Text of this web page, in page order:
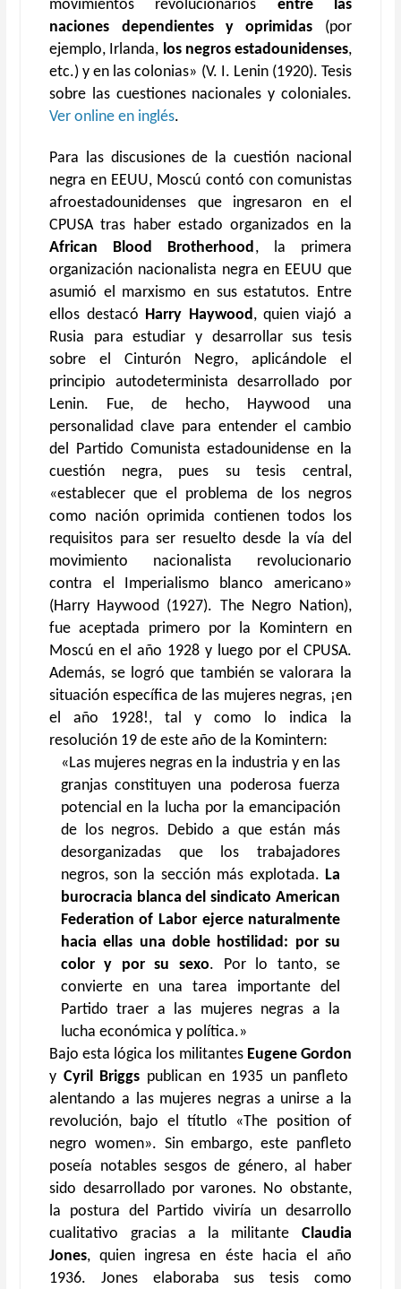
movimientos revolucionarios entre las
naciones dependientes y oprimidas (por
ejemplo, Irlanda, los negros estadounidenses,
etc.) y en las colonias» (V. I. Lenin (1920). Tesis
sobre las cuestiones nacionales y coloniales.
Ver online en inglés.
Para las discusiones de la cuestión nacional
negra en EEUU, Moscú contó con comunistas
afroestadounidenses que ingresaron en el
CPUSA tras haber estado organizados en la
African Blood Brotherhood, la primera
organización nacionalista negra en EEUU que
asumió el marxismo en sus estatutos. Entre
ellos destacó Harry Haywood, quien viajó a
Rusia para estudiar y desarrollar sus tesis
sobre el Cinturón Negro, aplicándole el
principio autodeterminista desarrollado por
Lenin. Fue, de hecho, Haywood una
personalidad clave para entender el cambio
del Partido Comunista estadounidense en la
cuestión negra, pues su tesis central,
«establecer que el problema de los negros
como nación oprimida contienen todos los
requisitos para ser resuelto desde la vía del
movimiento nacionalista revolucionario
contra el Imperialismo blanco americano»
(Harry Haywood (1927). The Negro Nation),
fue aceptada primero por la Komintern en
Moscú en el año 1928 y luego por el CPUSA.
Además, se logró que también se valorara la
situación específica de las mujeres negras, ¡en
el año 1928!, tal y como lo indica la
resolución 19 de este año de la Komintern:
«Las mujeres negras en la industria y en las
granjas constituyen una poderosa fuerza
potencial en la lucha por la emancipación
de los negros. Debido a que están más
desorganizadas que los trabajadores
negros, son la sección más explotada. La
burocracia blanca del sindicato American
Federation of Labor ejerce naturalmente
hacia ellas una doble hostilidad: por su
color y por su sexo. Por lo tanto, se
convierte en una tarea importante del
Partido traer a las mujeres negras a la
lucha económica y política.»
Bajo esta lógica los militantes Eugene Gordon
y Cyril Briggs publican en 1935 un panfleto
alentando a las mujeres negras a unirse a la
revolución, bajo el títutlo «The position of
negro women». Sin embargo, este panfleto
poseía notables sesgos de género, al haber
sido desarrollado por varones. No obstante,
la postura del Partido viviría un desarrollo
cualitativo gracias a la militante Claudia
Jones, quien ingresa en éste hacia el año
1936. Jones elaboraba sus tesis como